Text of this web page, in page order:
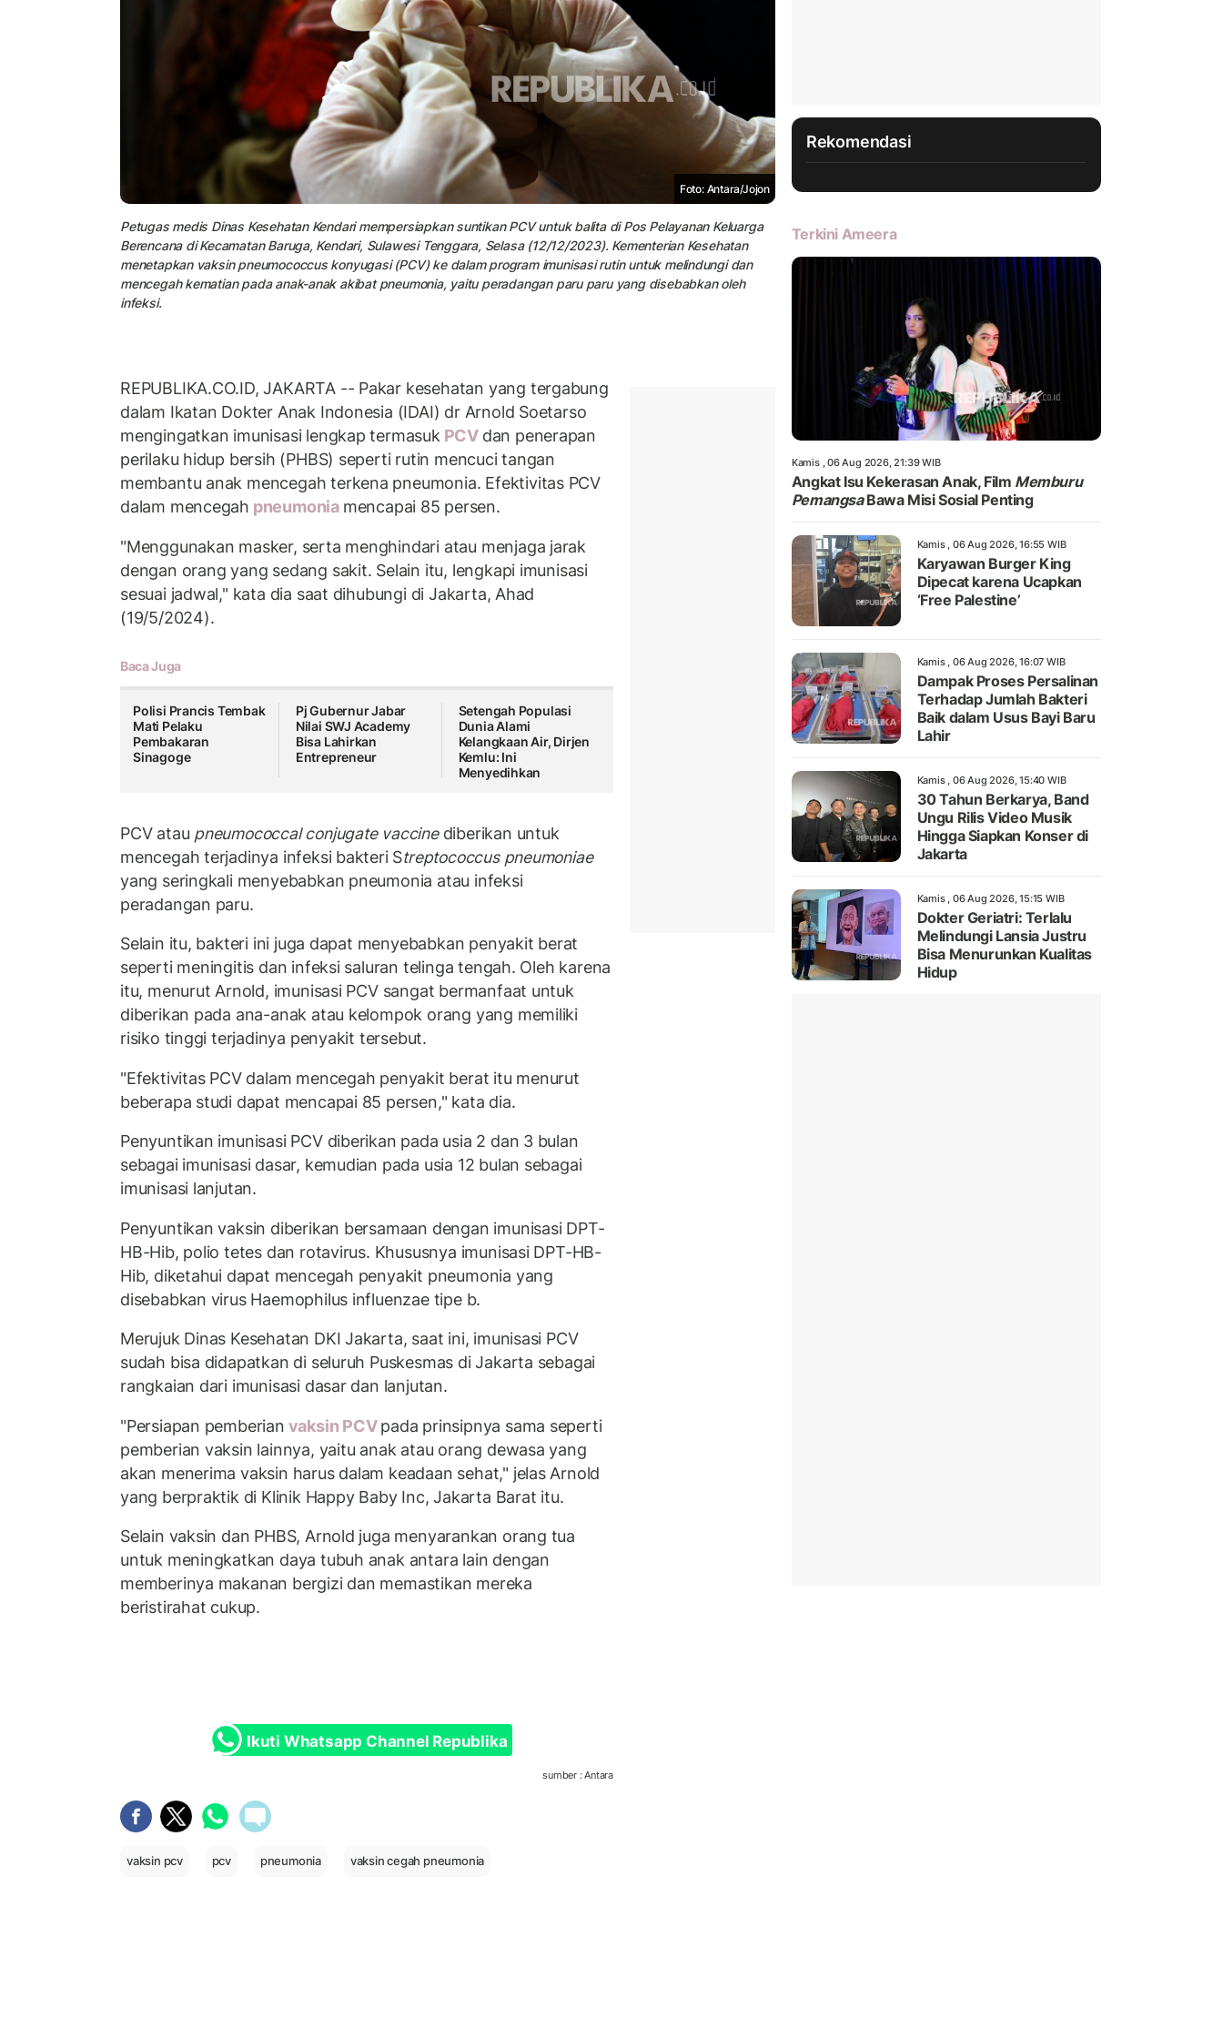
Foto: Antara/Jojon
Petugas medis Dinas Kesehatan Kendari mempersiapkan suntikan PCV untuk balita di Pos Pelayanan Keluarga
Berencana di Kecamatan Baruga, Kendari, Sulawesi Tenggara, Selasa (12/12/2023). Kementerian Kesehatan
menetapkan vaksin pneumococcus konyugasi (PCV) ke dalam program imunisasi rutin untuk melindungi dan
mencegah kematian pada anak-anak akibat pneumonia, yaitu peradangan paru paru yang disebabkan oleh
infeksi.
REPUBLIKA.CO.ID, JAKARTA -- Pakar kesehatan yang tergabung
dalam Ikatan Dokter Anak Indonesia (IDAI) dr Arnold Soetarso
mengingatkan imunisasi lengkap termasuk PCV dan penerapan
perilaku hidup bersih (PHBS) seperti rutin mencuci tangan
membantu anak mencegah terkena pneumonia. Efektivitas PCV
dalam mencegah pneumonia mencapai 85 persen.
"Menggunakan masker, serta menghindari atau menjaga jarak
dengan orang yang sedang sakit. Selain itu, lengkapi imunisasi
sesuai jadwal," kata dia saat dihubungi di Jakarta, Ahad
(19/5/2024).
Baca Juga
Polisi Prancis Tembak
Mati Pelaku
Pembakaran
Sinagoge
Pj Gubernur Jabar
Nilai SWJ Academy
Bisa Lahirkan
Entrepreneur
Setengah Populasi
Dunia Alami
Kelangkaan Air, Dirjen
Kemlu: Ini
Menyedihkan
PCV atau pneumococcal conjugate vaccinediberikan untuk
mencegah terjadinya infeksi bakteri Streptococcus pneumoniae
yang seringkali menyebabkan pneumonia atau infeksi
peradangan paru.
Selain itu, bakteri ini juga dapat menyebabkan penyakit berat
seperti meningitis dan infeksi saluran telinga tengah. Oleh karena
itu, menurut Arnold, imunisasi PCV sangat bermanfaat untuk
diberikan pada ana-anak atau kelompok orang yang memiliki
risiko tinggi terjadinya penyakit tersebut.
"Efektivitas PCV dalam mencegah penyakit berat itu menurut
beberapa studi dapat mencapai 85 persen," kata dia.
Penyuntikan imunisasi PCV diberikan pada usia 2 dan 3 bulan
sebagai imunisasi dasar, kemudian pada usia 12 bulan sebagai
imunisasi lanjutan.
Penyuntikan vaksin diberikan bersamaan dengan imunisasi DPT-
HB-Hib, polio tetes dan rotavirus. Khususnya imunisasi DPT-HB-
Hib, diketahui dapat mencegah penyakit pneumonia yang
disebabkan virus Haemophilus influenzae tipe b.
Merujuk Dinas Kesehatan DKI Jakarta, saat ini, imunisasi PCV
sudah bisa didapatkan di seluruh Puskesmas di Jakarta sebagai
rangkaian dari imunisasi dasar dan lanjutan.
"Persiapan pemberian vaksin PCVpada prinsipnya sama seperti
pemberian vaksin lainnya, yaitu anak atau orang dewasa yang
akan menerima vaksin harus dalam keadaan sehat," jelas Arnold
yang berpraktik di Klinik Happy Baby Inc, Jakarta Barat itu.
Selain vaksin dan PHBS, Arnold juga menyarankan orang tua
untuk meningkatkan daya tubuh anak antara lain dengan
memberinya makanan bergizi dan memastikan mereka
beristirahat cukup.
Ikuti Whatsapp Channel Republika
sumber : Antara
vaksin pcv pcv pneumonia vaksin cegah pneumonia
Rekomendasi
Terkini Ameera
Kamis , 06 Aug 2026, 21:39 WIB
Angkat Isu Kekerasan Anak, Film Memburu
PemangsaBawa Misi Sosial Penting
Kamis , 06 Aug 2026, 16:55 WIB
Karyawan Burger King
Dipecat karena Ucapkan
‘Free Palestine’
Kamis , 06 Aug 2026, 16:07 WIB
Dampak Proses Persalinan
Terhadap Jumlah Bakteri
Baik dalam Usus Bayi Baru
Lahir
Kamis , 06 Aug 2026, 15:40 WIB
30 Tahun Berkarya, Band
Ungu Rilis Video Musik
Hingga Siapkan Konser di
Jakarta
Kamis , 06 Aug 2026, 15:15 WIB
Dokter Geriatri: Terlalu
Melindungi Lansia Justru
Bisa Menurunkan Kualitas
Hidup